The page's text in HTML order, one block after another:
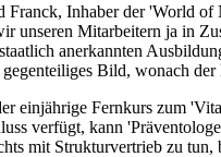
Inhaber der 'World
unseren Mitarbeitern ja in
anerkannten
Bild, wonach
einjährige Fernkurs zum
verfügt, kann
mit Strukturvertrieb zu